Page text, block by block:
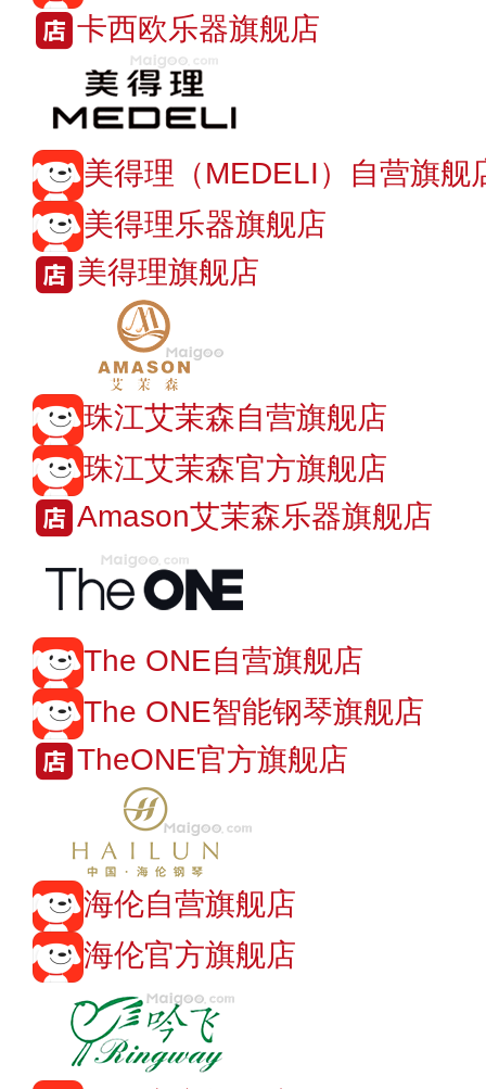
卡西欧乐器旗舰店
美得理（MEDELI）自营旗舰
美得理乐器旗舰店
美得理旗舰店
珠江艾茉森自营旗舰店
珠江艾茉森官方旗舰店
Amason艾茉森乐器旗舰店
The ONE自营旗舰店
The ONE智能钢琴旗舰店
TheONE官方旗舰店
海伦自营旗舰店
海伦官方旗舰店